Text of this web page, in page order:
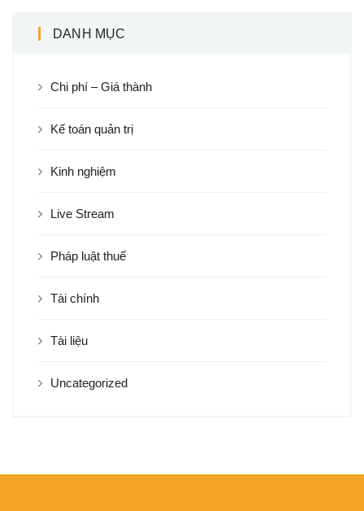
DANH MỤC
Chi phí – Giá thành
Kế toán quản trị
Kinh nghiệm
Live Stream
Pháp luật thuế
Tài chính
Tài liệu
Uncategorized